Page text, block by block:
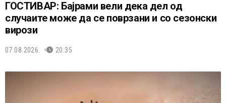
ГОСТИВАР: Бајрами вели дека дел од
случаите може да се поврзани и со сезонски
вирози
07.08.2026. 20:35